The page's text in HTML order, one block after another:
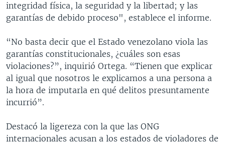
integridad física, la seguridad y la libertad; y las
garantías de debido proceso", establece el informe.
“No basta decir que el Estado venezolano viola las
garantías constitucionales, ¿cuáles son esas
violaciones?”, inquirió Ortega. “Tienen que explicar
al igual que nosotros le explicamos a una persona a
la hora de imputarla en qué delitos presuntamente
incurrió”.
Destacó la ligereza con la que las ONG
internacionales acusan a los estados de violadores de